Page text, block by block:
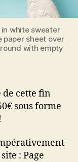
white sweater
paper sheet over
with empty
de cette fin
sous forme
: Page